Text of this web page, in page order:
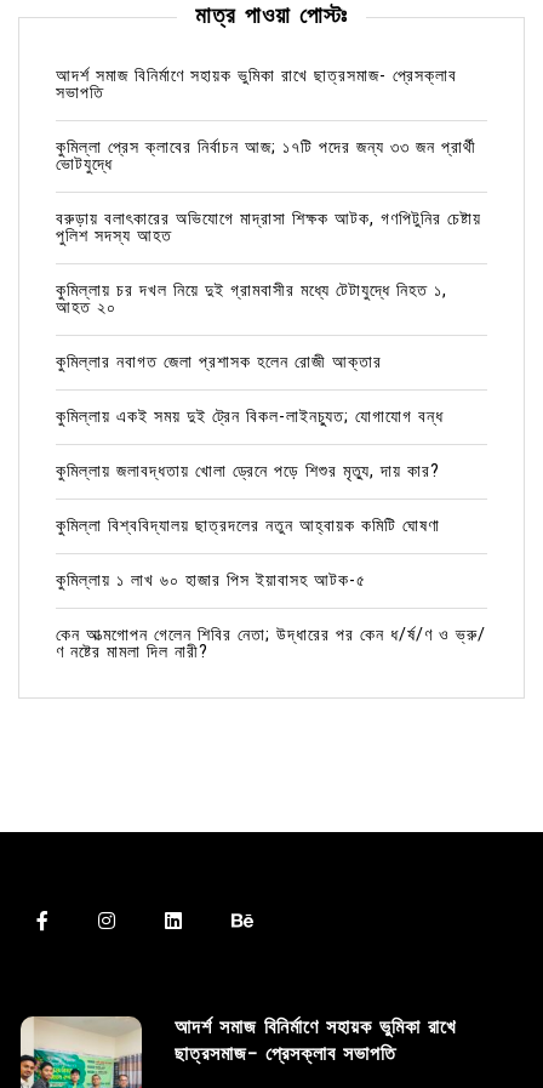
মাত্র পাওয়া পোস্টঃ
আদর্শ সমাজ বিনির্মাণে সহায়ক ভুমিকা রাখে ছাত্রসমাজ- প্রেসক্লাব
সভাপতি
কুমিল্লা প্রেস ক্লাবের নির্বাচন আজ; ১৭টি পদের জন্য ৩৩ জন প্রার্থী
ভোটযুদ্ধে
বরুড়ায় বলাৎকারের অভিযোগে মাদ্রাসা শিক্ষক আটক, গণপিটুনির চেষ্টায়
পুলিশ সদস্য আহত
কুমিল্লায় চর দখল নিয়ে দুই গ্রামবাসীর মধ্যে টেটাযুদ্ধে নিহত ১,
আহত ২০
কুমিল্লার নবাগত জেলা প্রশাসক হলেন রোজী আক্তার
কুমিল্লায় একই সময় দুই ট্রেন বিকল-লাইনচ্যুত; যোগাযোগ বন্ধ
কুমিল্লায় জলাবদ্ধতায় খোলা ড্রেনে পড়ে শিশুর মৃত্যু, দায় কার?
কুমিল্লা বিশ্ববিদ্যালয় ছাত্রদলের নতুন আহ্বায়ক কমিটি ঘোষণা
কুমিল্লায় ১ লাখ ৬০ হাজার পিস ইয়াবাসহ আটক-৫
কেন আত্মগোপন গেলেন শিবির নেতা; উদ্ধারের পর কেন ধ/র্ষ/ণ ও ভ্রু/
ণ নষ্টের মামলা দিল নারী?
আদর্শ সমাজ বিনির্মাণে সহায়ক ভুমিকা রাখে
ছাত্রসমাজ- প্রেসক্লাব সভাপতি